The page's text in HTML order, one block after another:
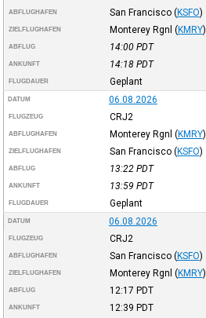
ABFLUGHAFEN San Francisco (KSFO)
ZIELFLUGHAFEN Monterey Rgnl (KMRY)
ABFLUG 14:00 PDT
ANKUNFT 14:18 PDT
FLUGDAUER Geplant
DATUM 06.08.2026
FLUGZEUG CRJ2
ABFLUGHAFEN Monterey Rgnl (KMRY)
ZIELFLUGHAFEN San Francisco (KSFO)
ABFLUG 13:22 PDT
ANKUNFT 13:59 PDT
FLUGDAUER Geplant
DATUM 06.08.2026
FLUGZEUG CRJ2
ABFLUGHAFEN San Francisco (KSFO)
ZIELFLUGHAFEN Monterey Rgnl (KMRY)
ABFLUG 12:17 PDT
ANKUNFT 12:39 PDT